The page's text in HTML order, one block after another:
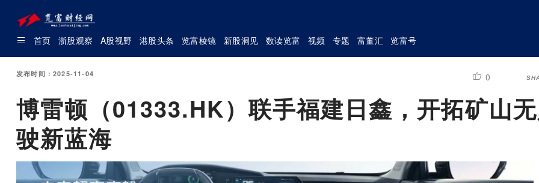
首页 浙股观察 A股视野 港股头条 览富棱镜 新股洞见 数读览富 视频 专题 富董汇 览富号
发布时间：2025-11-04 0
博雷顿（01333.HK）联手福建日鑫，开拓矿山
驶新蓝海